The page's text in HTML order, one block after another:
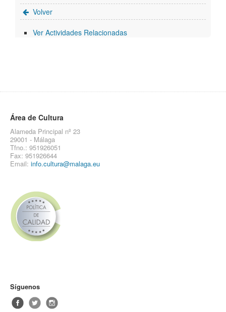
Volver
Ver Actividades Relacionadas
Área de Cultura
Alameda Principal nº 23
29001 - Málaga
Tfno.: 951926051
Fax: 951926644
Email: info.cultura@malaga.eu
Síguenos